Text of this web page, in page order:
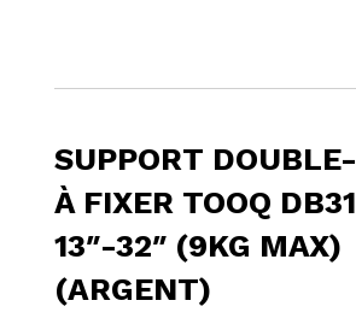
(Argent)
SUPPORT
À FIXER TOOQ
13″-32″ (9KG MAX)
(ARGENT)